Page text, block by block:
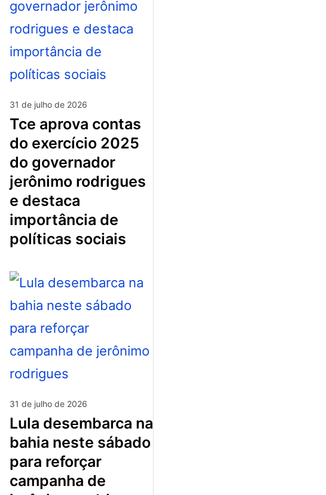
31 de julho de 2026
tce aprova contas
do exercício 2025
do governador
jerônimo rodrigues
e destaca
importância de
políticas sociais
31 de julho de 2026
lula desembarca na
bahia neste sábado
para reforçar
campanha de